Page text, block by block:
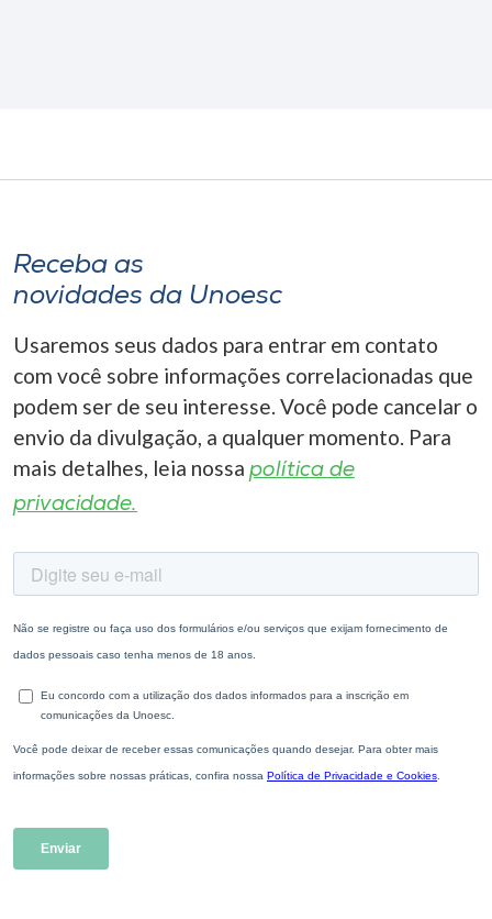
Receba as
novidades da Unoesc
Usaremos seus dados para entrar em contato
com você sobre informações correlacionadas que
podem ser de seu interesse. Você pode cancelar o
envio da divulgação, a qualquer momento. Para
mais detalhes, leia nossa política de
privacidade.